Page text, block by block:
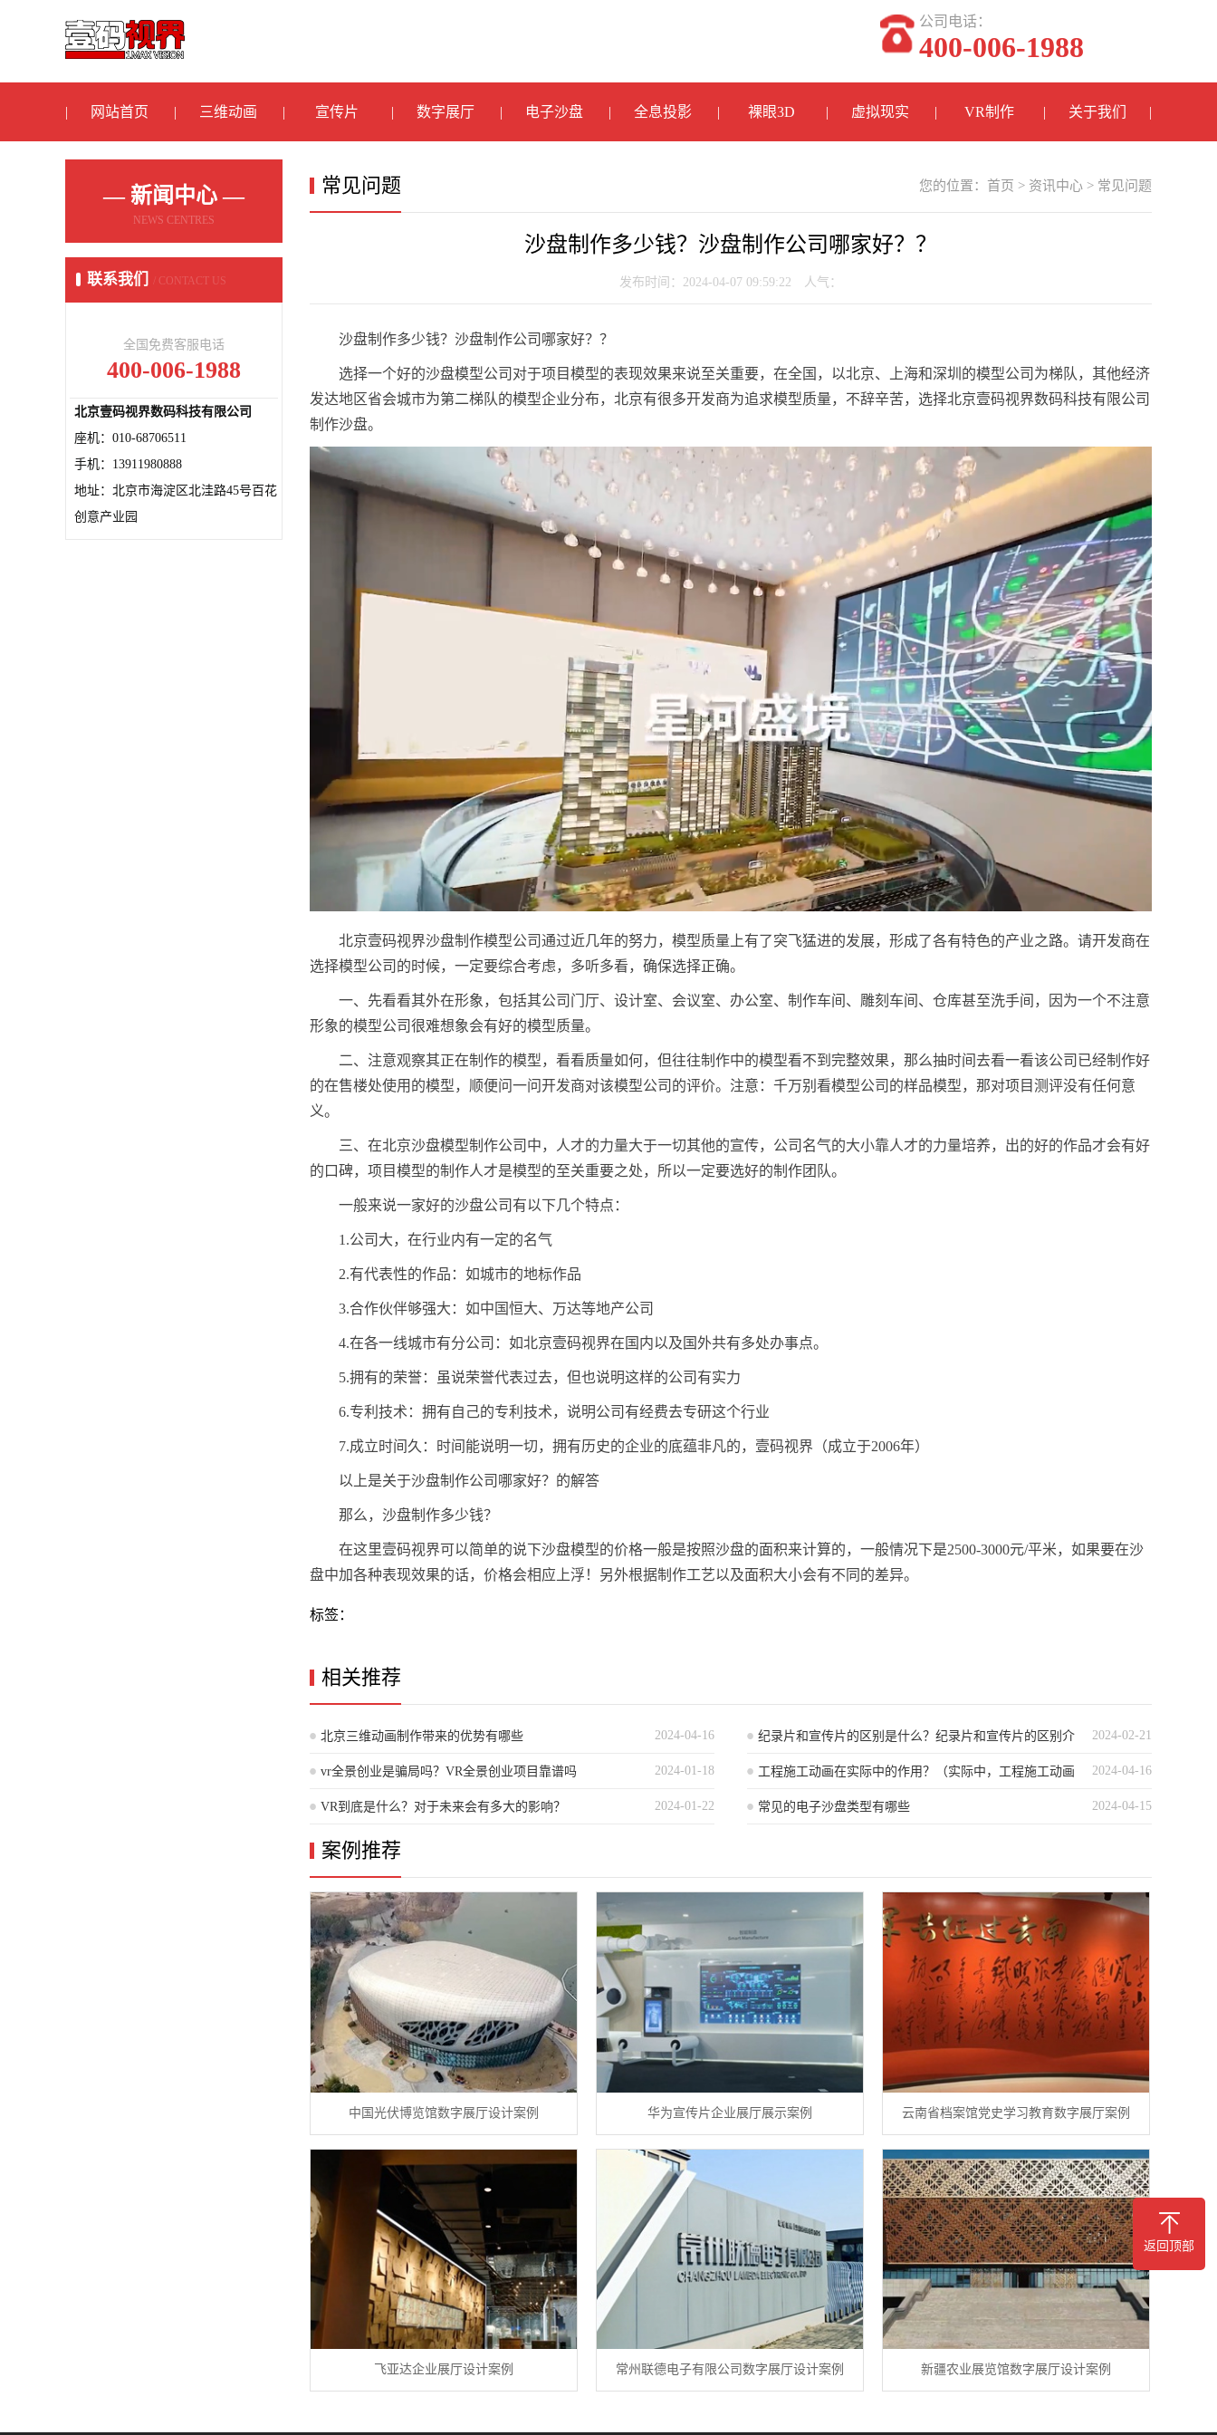
公司电话：
400-006-1988
网站首页 三维动画 宣传片 数字展厅 电子沙盘 全息投影 裸眼3D 虚拟现实 VR制作 关于我们
— 新闻中心 —
NEWS CENTRES
联系我们 / CONTACT US
全国免费客服电话
400-006-1988
北京壹码视界数码科技有限公司
座机：010-68706511
手机：13911980888
地址：北京市海淀区北洼路45号百花
创意产业园
您的位置： 首页 > 资讯中心 > 常见问题
常见问题
沙盘制作多少钱？沙盘制作公司哪家好？？
发布时间：2024-04-07 09:59:22 人气：
沙盘制作多少钱？沙盘制作公司哪家好？？
选择一个好的沙盘模型公司对于项目模型的表现效果来说至关重要，在全国，以北京、上海和深圳的模型公司为梯队，其他经济
发达地区省会城市为第二梯队的模型企业分布，北京有很多开发商为追求模型质量，不辞辛苦，选择北京壹码视界数码科技有限公司
制作沙盘。
北京壹码视界沙盘制作模型公司通过近几年的努力，模型质量上有了突飞猛进的发展，形成了各有特色的产业之路。请开发商在
选择模型公司的时候，一定要综合考虑，多听多看，确保选择正确。
一、先看看其外在形象，包括其公司门厅、设计室、会议室、办公室、制作车间、雕刻车间、仓库甚至洗手间，因为一个不注意
形象的模型公司很难想象会有好的模型质量。
二、注意观察其正在制作的模型，看看质量如何，但往往制作中的模型看不到完整效果，那么抽时间去看一看该公司已经制作好
的在售楼处使用的模型，顺便问一问开发商对该模型公司的评价。注意：千万别看模型公司的样品模型，那对项目测评没有任何意
义。
三、在北京沙盘模型制作公司中，人才的力量大于一切其他的宣传，公司名气的大小靠人才的力量培养，出的好的作品才会有好
的口碑，项目模型的制作人才是模型的至关重要之处，所以一定要选好的制作团队。
一般来说一家好的沙盘公司有以下几个特点：
1.公司大，在行业内有一定的名气
2.有代表性的作品：如城市的地标作品
3.合作伙伴够强大：如中国恒大、万达等地产公司
4.在各一线城市有分公司：如北京壹码视界在国内以及国外共有多处办事点。
5.拥有的荣誉：虽说荣誉代表过去，但也说明这样的公司有实力
6.专利技术：拥有自己的专利技术，说明公司有经费去专研这个行业
7.成立时间久：时间能说明一切，拥有历史的企业的底蕴非凡的，壹码视界（成立于2006年）
以上是关于沙盘制作公司哪家好？的解答
那么，沙盘制作多少钱？
在这里壹码视界可以简单的说下沙盘模型的价格一般是按照沙盘的面积来计算的，一般情况下是2500-3000元/平米，如果要在沙
盘中加各种表现效果的话，价格会相应上浮！另外根据制作工艺以及面积大小会有不同的差异。
标签：
相关推荐
2024-04-16
北京三维动画制作带来的优势有哪些 2024-02-21
纪录片和宣传片的区别是什么？纪录片和宣传片的区别介
绍
2024-01-18
vr全景创业是骗局吗？VR全景创业项目靠谱吗 2024-04-16
工程施工动画在实际中的作用？（实际中，工程施工动画
的实用价值体现在哪里？）
2024-01-22
VR到底是什么？对于未来会有多大的影响？ 2024-04-15
常见的电子沙盘类型有哪些
案例推荐
中国光伏博览馆数字展厅设计案例 华为宣传片企业展厅展示案例 云南省档案馆党史学习教育数字展厅案例
飞亚达企业展厅设计案例 常州联德电子有限公司数字展厅设计案例 新疆农业展览馆数字展厅设计案例
返回顶部